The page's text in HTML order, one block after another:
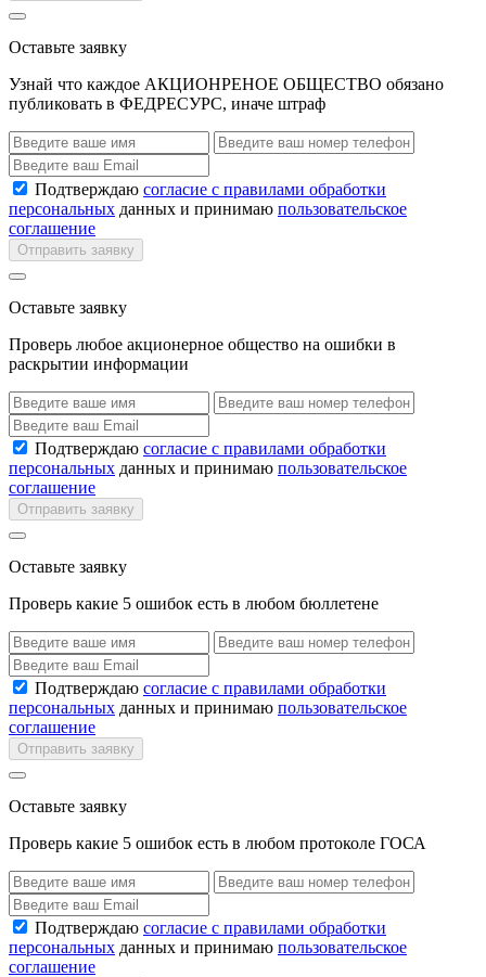
Оставьте заявку
Узнай что каждое АКЦИОНРЕНОЕ ОБЩЕСТВО обязано
публиковать в ФЕДРЕСУРС, иначе штраф
Подтверждаю согласие с правилами обработки
персональных данных и принимаю пользовательское
соглашение
Отправить заявку
Оставьте заявку
Проверь любое акционерное общество на ошибки в
раскрытии информации
Подтверждаю согласие с правилами обработки
персональных данных и принимаю пользовательское
соглашение
Отправить заявку
Оставьте заявку
Проверь какие 5 ошибок есть в любом бюллетене
Подтверждаю согласие с правилами обработки
персональных данных и принимаю пользовательское
соглашение
Отправить заявку
Оставьте заявку
Проверь какие 5 ошибок есть в любом протоколе ГОСА
Подтверждаю согласие с правилами обработки
персональных данных и принимаю пользовательское
соглашение